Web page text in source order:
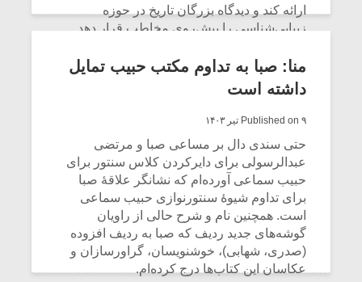
ارائه کند و دیدگاه بزرگان تاریخ در حوزه
زیبایی‌شناسی را پیش‌روی مخاطب قرار دهد.
CONTINUE READING
منا: صبا به تداوم مکتب حبیب تمایل
داشته است
Published on ۹ تیر ۱۴۰۳
حتی سندی دال بر مساعی صبا و مرتضی
عبدالرسولی برای دایرکردن کلاس سنتور برای
حبیب سماعی آورده‌ام که نشانگر علاقۀ صبا
برای تداوم شیوۀ سنتورنوازی حبیب سماعی
است. همچنین نام و شرح حالی از راویان
گوشه‌های جدید ردیف که صبا به ردیف افزوده
(صدری، شهابی)، خوشنویسان، گراورسازان و
عکاسان این کتاب‌ها درج کرده‌ام.
میکلوش روژا
یادداشتی بر موسیقی
متن فیلم «متری
شیش و نیم»
اگر نمی توانی
مشهورترین باشی،
بدنام ترین باش